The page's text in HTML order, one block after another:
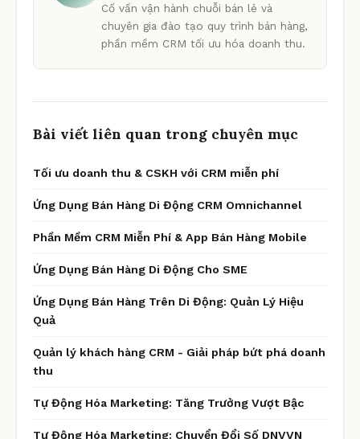
Cố vấn vận hành chuỗi bán lẻ và
chuyên gia đào tạo quy trình bán hàng,
phần mềm CRM tối ưu hóa doanh thu.
Bài viết liên quan trong chuyên mục
Tối ưu doanh thu & CSKH với CRM miễn phí
Ứng Dụng Bán Hàng Di Động CRM Omnichannel
Phần Mềm CRM Miễn Phí & App Bán Hàng Mobile
Ứng Dụng Bán Hàng Di Động Cho SME
Ứng Dụng Bán Hàng Trên Di Động: Quản Lý Hiệu
Quả
Quản lý khách hàng CRM - Giải pháp bứt phá doanh
thu
Tự Động Hóa Marketing: Tăng Trưởng Vượt Bậc
Tự Động Hóa Marketing: Chuyển Đổi Số DNVVN